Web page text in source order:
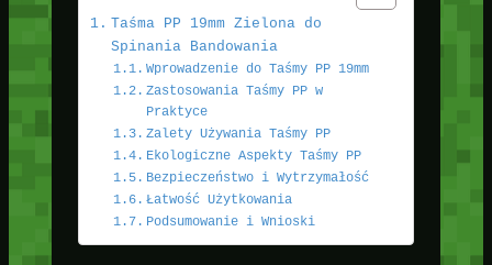
Taśma PP 19mm Zielona do
Spinania Bandowania
Wprowadzenie do Taśmy PP 19mm
Zastosowania Taśmy PP w
Praktyce
Zalety Używania Taśmy PP
Ekologiczne Aspekty Taśmy PP
Bezpieczeństwo i Wytrzymałość
Łatwość Użytkowania
Podsumowanie i Wnioski